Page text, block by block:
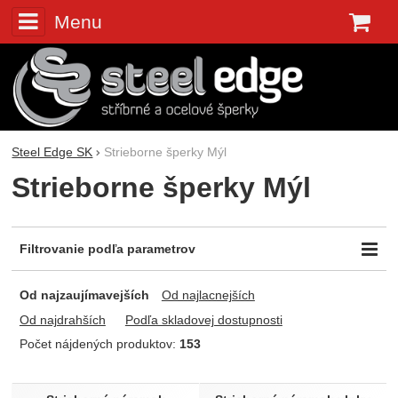
Menu
Steel Edge SK Strieborne šperky Mýl
Strieborne šperky Mýl
Filtrovanie podľa parametrov
-
Farba
strieborná
Biela
Zlata
Ružová
Priemer mm
1,7
2
5
Od najzaujímavejších
Od najlacnejších
Od najdrahších
Podľa skladovej dostupnosti
Počet nájdených produktov: 153
Produkty